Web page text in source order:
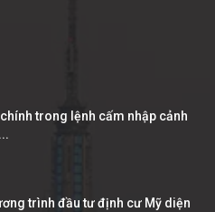
trong lệnh cấm nhập cảnh
trình đầu tư định cư Mỹ diện